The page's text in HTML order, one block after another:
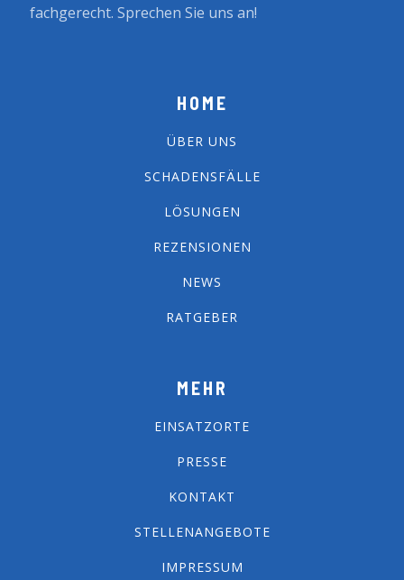
fachgerecht. Sprechen Sie uns an!
HOME
ÜBER UNS
SCHADENSFÄLLE
LÖSUNGEN
REZENSIONEN
NEWS
RATGEBER
MEHR
EINSATZORTE
PRESSE
KONTAKT
STELLENANGEBOTE
IMPRESSUM